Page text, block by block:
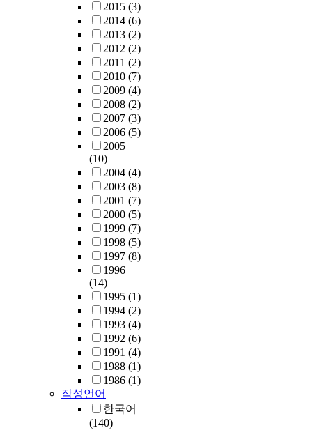
2015 (3)
2014 (6)
2013 (2)
2012 (2)
2011 (2)
2010 (7)
2009 (4)
2008 (2)
2007 (3)
2006 (5)
2005
(10)
2004 (4)
2003 (8)
2001 (7)
2000 (5)
1999 (7)
1998 (5)
1997 (8)
1996
(14)
1995 (1)
1994 (2)
1993 (4)
1992 (6)
1991 (4)
1988 (1)
1986 (1)
작성언어
한국어
(140)